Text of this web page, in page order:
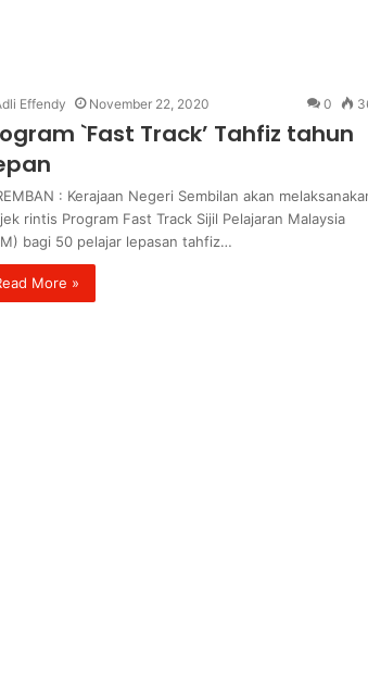
Effendy November 22, 2020 0
`Fast Track’ Tahfiz tahun
: Kerajaan Negeri Sembilan akan
rintis Program Fast Track Sijil Pelajaran Malaysia
bagi 50 pelajar lepasan tahfiz…
More »